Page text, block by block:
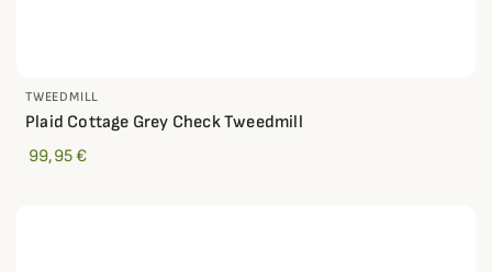
TWEEDMILL
Plaid Cottage Grey Check Tweedmill
99,95 €